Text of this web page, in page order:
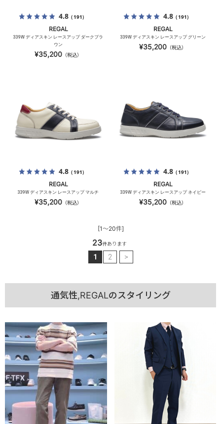
4.8（191）
REGAL
339W ディアスキン レースアップ ダークブラ
ウン
¥35,200 （税込）
4.8（191）
REGAL
339W ディアスキン レースアップ グリーン
¥35,200 （税込）
4.8（191）
REGAL
339W ディアスキン レースアップ マルチ
¥35,200 （税込）
4.8（191）
REGAL
339W ディアスキン レースアップ ネイビー
¥35,200 （税込）
[1～20件]
23件あります
1 2 >
通気性,REGALのスタイリング